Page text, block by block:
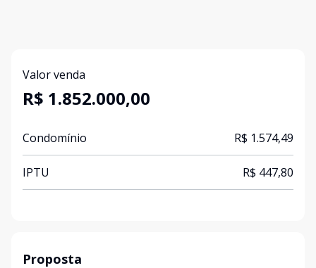
Valor venda
R$ 1.852.000,00
Condomínio R$ 1.574,49
IPTU R$ 447,80
Proposta